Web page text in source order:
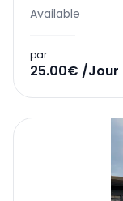
Available
par
25.00€ /Jour